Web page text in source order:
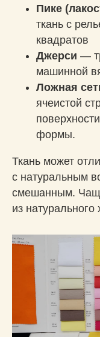
Пике
ткань с
квадратов
Джерси —
машинной
Ложная
ячеистой
формы.
Ткань может
с натуральным
смешанным.
из натурального